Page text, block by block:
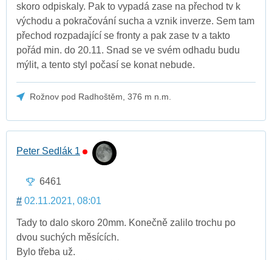
skoro odpiskaly. Pak to vypadá zase na přechod tv k
východu a pokračování sucha a vznik inverze. Sem tam
přechod rozpadající se fronty a pak zase tv a takto
pořád min. do 20.11. Snad se ve svém odhadu budu
mýlit, a tento styl počasí se konat nebude.
Rožnov pod Radhoštěm, 376 m n.m.
Peter Sedlák 1
6461
# 02.11.2021, 08:01
Tady to dalo skoro 20mm. Konečně zalilo trochu po
dvou suchých měsících.
Bylo třeba už.